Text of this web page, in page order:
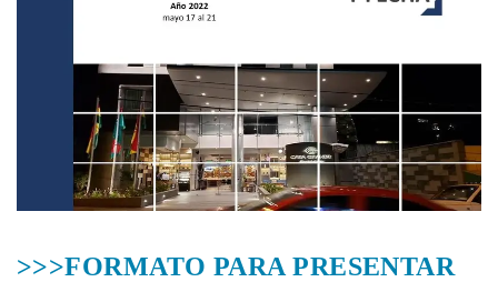
>>>FORMATO PARA PRESENTAR